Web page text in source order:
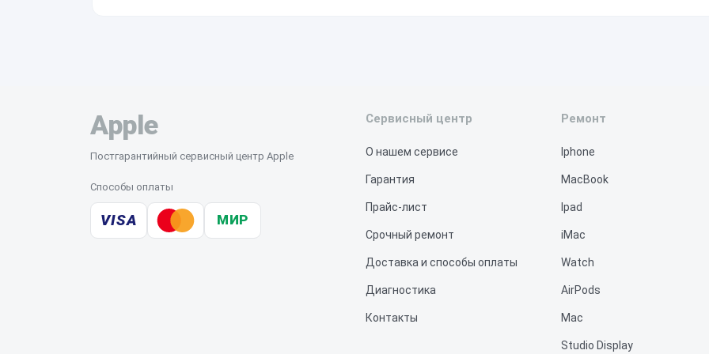
Apple
Постгарантийный сервисный центр Apple
Способы оплаты
VISA МИР
Сервисный центр
О нашем сервисе
Гарантия
Прайс-лист
Срочный ремонт
Доставка и способы оплаты
Диагностика
Контакты
Ремонт
Iphone
MacBook
Ipad
iMac
Watch
AirPods
Mac
Studio Display